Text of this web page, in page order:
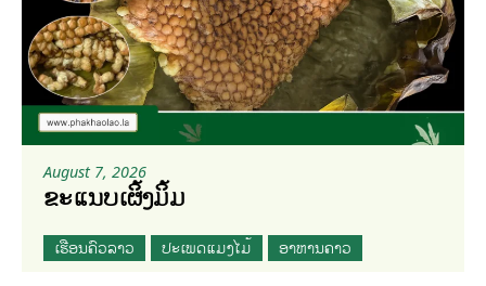
August 7, 2026
ຂະແນບເຜິ້ງມິ້ມ
ເຮືອນຄົວລາວ ປະເພດແມງໄມ້ ອາຫານຄາວ